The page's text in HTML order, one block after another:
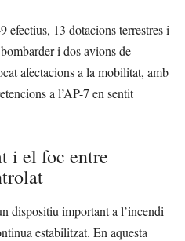
efectius, 13 dotacions terrestres i
i dos avions de
afectacions a la mobilitat, amb
a l’AP-7 en sentit
i el foc entre
dispositiu important a l’incendi
estabilitzat. En aquesta